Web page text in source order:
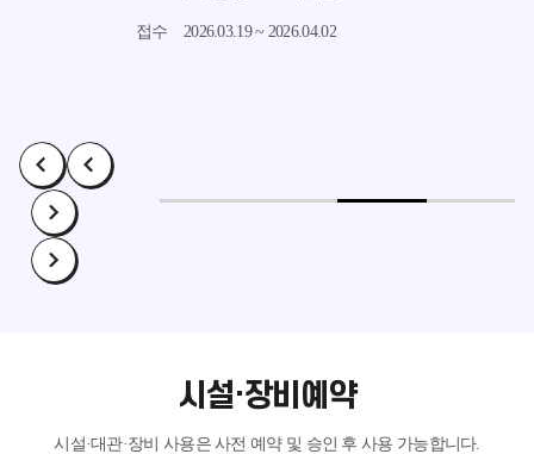
접수 2026.03.19 ~ 2026.04.02
시설·장비예약
시설·대관·장비 사용은 사전 예약 및 승인 후 사용 가능합니다.